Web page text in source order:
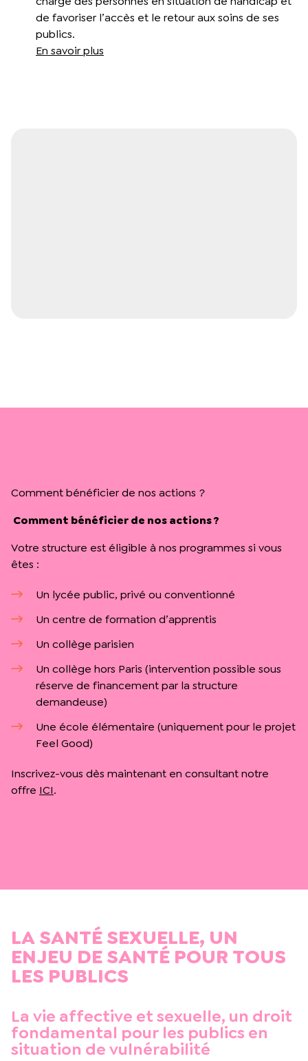
de favoriser l’accès et le retour aux soins de ses
publics.
En savoir plus
Comment bénéficier de nos actions ?
Comment bénéficier de nos actions ?
Votre structure est éligible à nos programmes si vous
êtes :
Un lycée public, privé ou conventionné
Un centre de formation d’apprentis
Un collège parisien
Un collège hors Paris (intervention possible sous
réserve de financement par la structure
demandeuse)
Une école élémentaire (uniquement pour le projet
Feel Good)
Inscrivez-vous dès maintenant en consultant notre
offre ICI.
LA SANTÉ SEXUELLE, UN
ENJEU DE SANTÉ POUR TOUS
LES PUBLICS
La vie affective et sexuelle, un droit
fondamental pour les publics en
situation de vulnérabilité